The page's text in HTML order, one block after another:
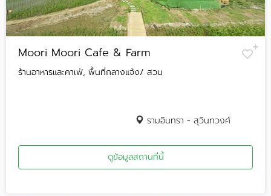
Moori Moori Cafe & Farm
ร้านอาหารและคาเฟ่, พื้นที่กลางแจ้ง/ สวน
รามอินทรา - สุวินทวงศ์
ดูข้อมูลสถานที่นี้